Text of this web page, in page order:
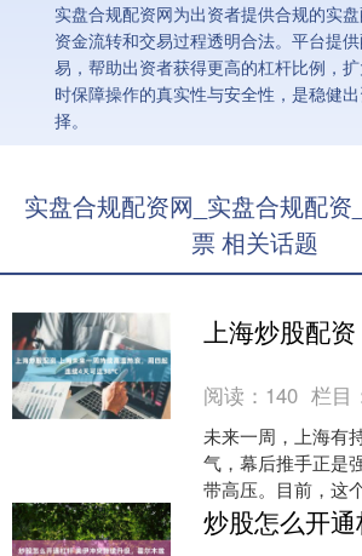
实盘合规配资网为出资者提供合规的实
资金流转和交易过程透明合法。平台提
易，帮助出资者获得更高的杠杆比例，
时保障操作的真实性与安全性，是稳健
择。
实盘合规配资网_实盘合规配资
票 相关话题
阅读： 140 栏目
未来一周，上海有
气，幕后推手正是
带高压。目前，这
统已稳定覆盖上海
的锅盖牢牢锁住近